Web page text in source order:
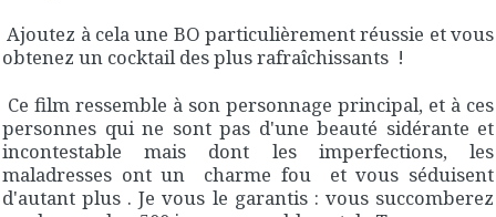
Ajoutez à cela une BO particulièrement réussie et vous
obtenez un cocktail des plus rafraîchissants !
Ce film ressemble à son personnage principal, et à ces
personnes qui ne sont pas d'une beauté sidérante et
incontestable mais dont les imperfections, les
maladresses ont un charme fou et vous séduisent
d'autant plus . Je vous le garantis : vous succomberez